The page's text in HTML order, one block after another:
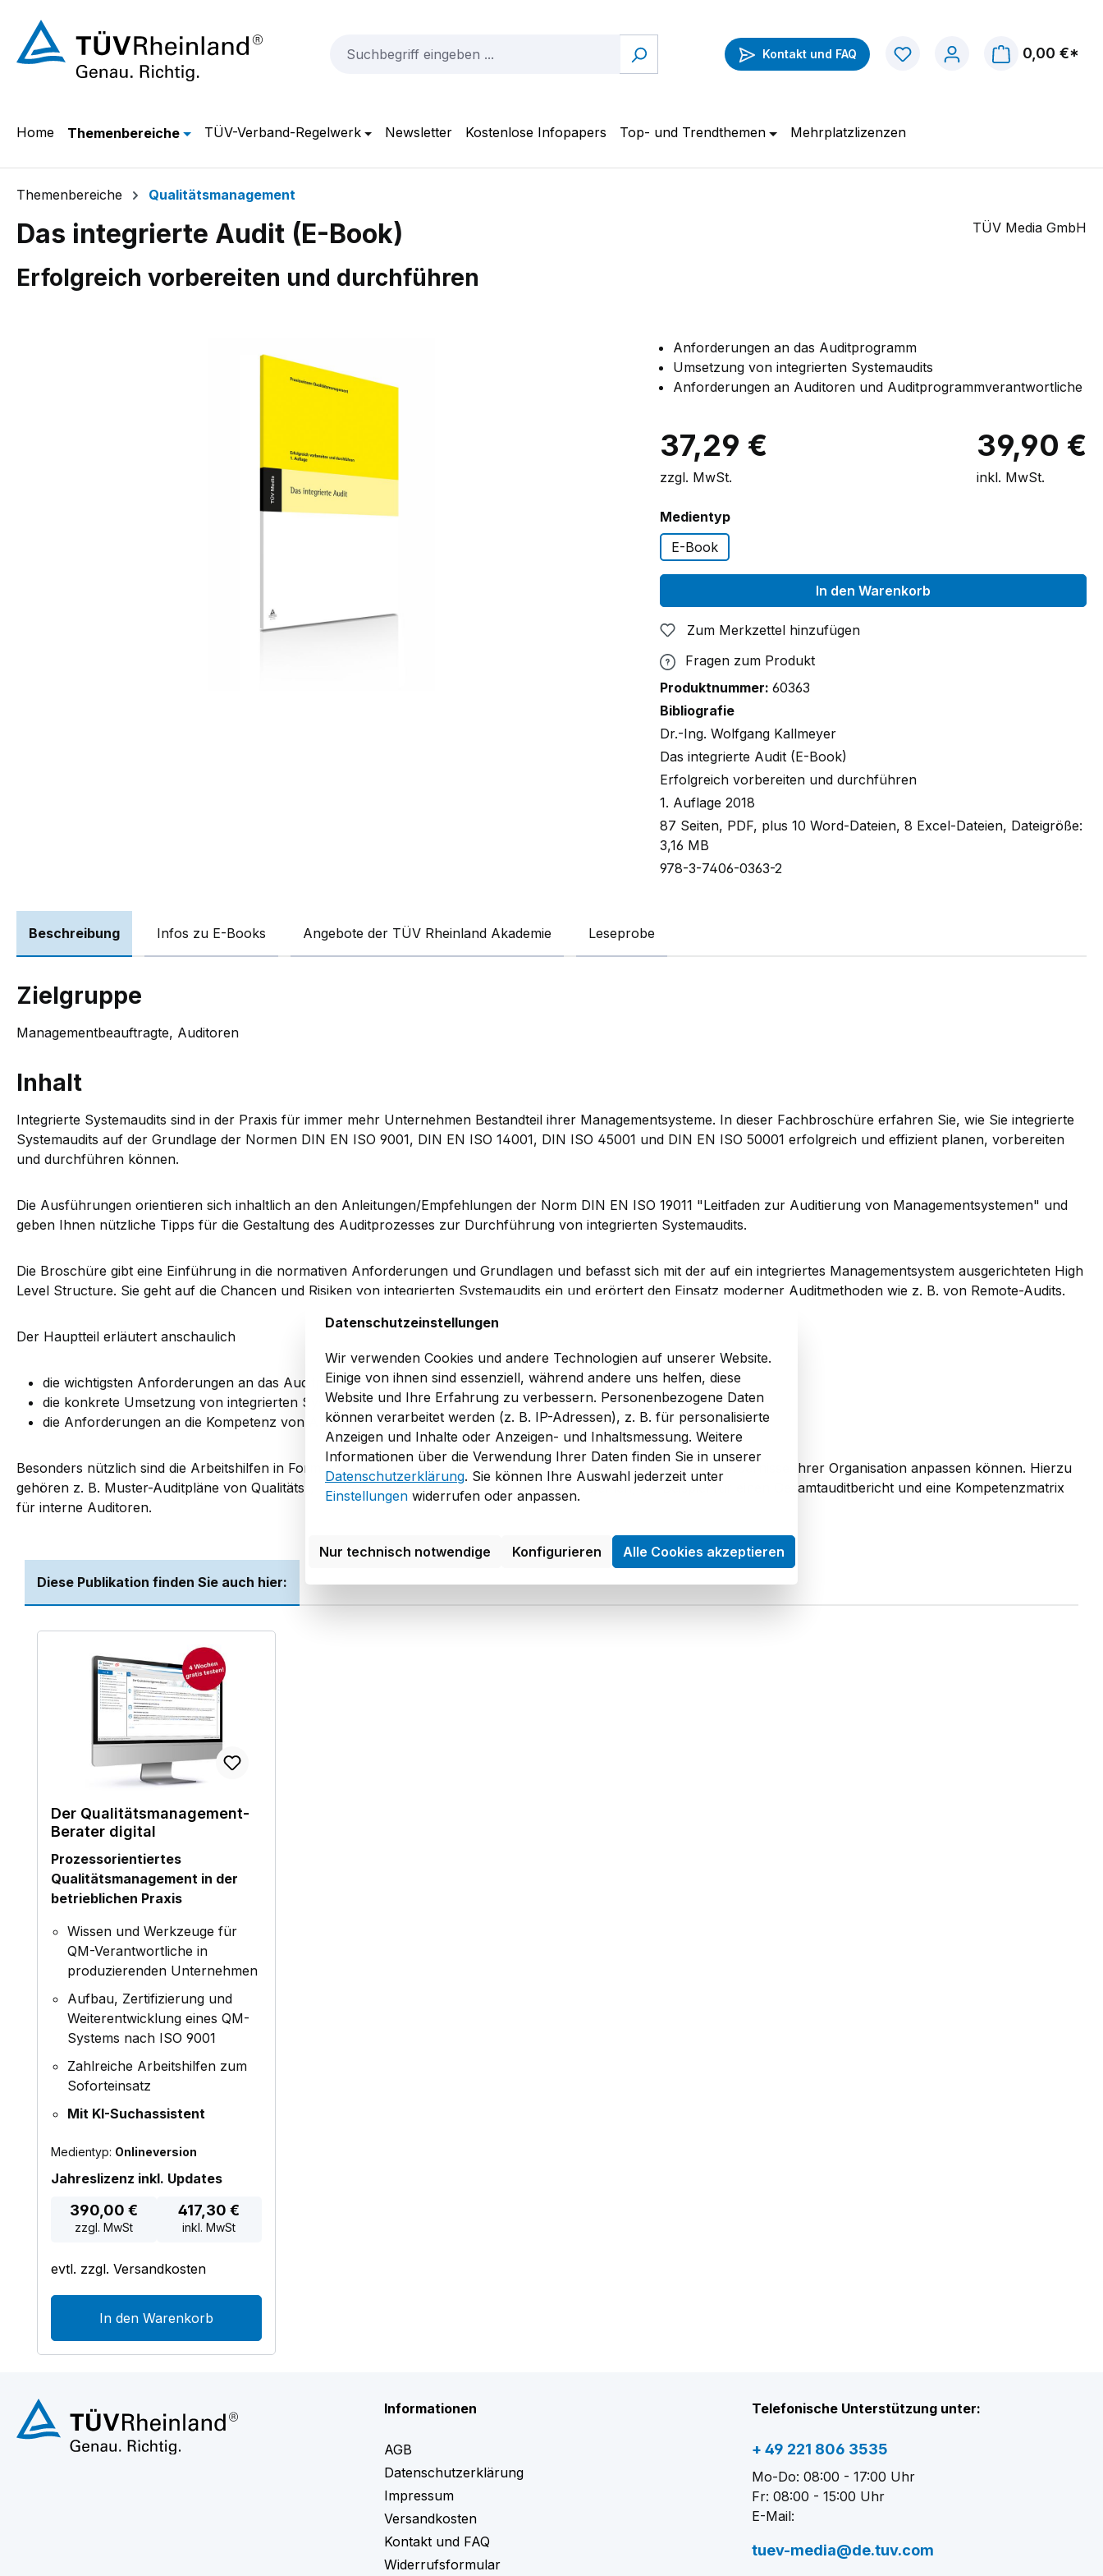
Hauptinhalt springen
Zur Suche springen
Zur Hauptnavigation springen
Kontakt und FAQ 0,00 €*
Home Themenbereiche TÜV-Verband-Regelwerk Newsletter Kostenlose Infopapers Top- und Trendthemen Mehrplatzlizenzen
Themenbereiche Qualitätsmanagement
Das integrierte Audit (E-Book)
Erfolgreich vorbereiten und durchführen
TÜV Media GmbH
Anforderungen an das Auditprogramm
Umsetzung von integrierten Systemaudits
Anforderungen an Auditoren und Auditprogrammverantwortliche
37,29 €
zzgl. MwSt.
39,90 €
inkl. MwSt.
Medientypauswählen
E-Book
In den Warenkorb
Zum Merkzettel hinzufügen
Fragen zum Produkt
Produktnummer: 60363
Bibliografie
Dr.-Ing. Wolfgang Kallmeyer
Das integrierte Audit (E-Book)
Erfolgreich vorbereiten und durchführen
1. Auflage 2018
87 Seiten, PDF, plus 10 Word-Dateien, 8 Excel-Dateien, Dateigröße:
3,16 MB
978-3-7406-0363-2
Beschreibung Infos zu E-Books Angebote der TÜV Rheinland Akademie Leseprobe
Zielgruppe
Managementbeauftragte, Auditoren
Inhalt
Integrierte Systemaudits sind in der Praxis für immer mehr Unternehmen Bestandteil ihrer Managementsysteme. In dieser Fachbroschüre erfahren Sie, wie Sie integrierte
Systemaudits auf der Grundlage der Normen DIN EN ISO 9001, DIN EN ISO 14001, DIN ISO 45001 und DIN EN ISO 50001 erfolgreich und effizient planen, vorbereiten
und durchführen können.
Die Ausführungen orientieren sich inhaltlich an den Anleitungen/Empfehlungen der Norm DIN EN ISO 19011 "Leitfaden zur Auditierung von Managementsystemen" und
geben Ihnen nützliche Tipps für die Gestaltung des Auditprozesses zur Durchführung von integrierten Systemaudits.
Die Broschüre gibt eine Einführung in die normativen Anforderungen und Grundlagen und befasst sich mit der auf ein integriertes Managementsystem ausgerichteten High
Level Structure. Sie geht auf die Chancen und Risiken von integrierten Systemaudits ein und erörtert den Einsatz moderner Auditmethoden wie z. B. von Remote-Audits.
Der Hauptteil erläutert anschaulich
die wichtigsten Anforderungen an das Auditprogramm für integrierte Systemaudits,
die konkrete Umsetzung von integrierten Systemaudits sowie
die Anforderungen an die Kompetenz von Auditprogrammverantwortlichen und Auditoren.
Besonders nützlich sind die Arbeitshilfen in Form von Mustertexten, Beispielen und Formularen, die Sie an die Erfordernisse Ihrer Organisation anpassen können. Hierzu
gehören z. B. Muster-Auditpläne von Qualitäts-, Umwelt-, SGA- und Energiemanagementsystemen, ein Beispiel für einen Gesamtauditbericht und eine Kompetenzmatrix
für interne Auditoren.
Diese Publikation finden Sie auch hier:
Der Qualitätsmanagement-
Berater digital
Prozessorientiertes
Qualitätsmanagement in der
betrieblichen Praxis
Wissen und Werkzeuge für
QM-Verantwortliche in
produzierenden Unternehmen
Aufbau, Zertifizierung und
Weiterentwicklung eines QM-
Systems nach ISO 9001
Zahlreiche Arbeitshilfen zum
Soforteinsatz
Mit KI-Suchassistent
Medientyp: Onlineversion
Regulärer Preis:
Jahreslizenz inkl. Updates
390,00 €
zzgl. MwSt
417,30 €
inkl. MwSt
evtl. zzgl. Versandkosten
In den Warenkorb
Informationen
AGB
Datenschutzerklärung
Impressum
Versandkosten
Kontakt und FAQ
Widerrufsformular
Telefonische Unterstützung unter:
+ 49 221 806 3535
Mo-Do: 08:00 - 17:00 Uhr
Fr: 08:00 - 15:00 Uhr
E-Mail:
tuev-media@de.tuv.com
Datenschutzeinstellungen
Wir verwenden Cookies und andere Technologien auf unserer Website.
Einige von ihnen sind essenziell, während andere uns helfen, diese
Website und Ihre Erfahrung zu verbessern. Personenbezogene Daten
können verarbeitet werden (z. B. IP-Adressen), z. B. für personalisierte
Anzeigen und Inhalte oder Anzeigen- und Inhaltsmessung. Weitere
Informationen über die Verwendung Ihrer Daten finden Sie in unserer
Datenschutzerklärung. Sie können Ihre Auswahl jederzeit unter
Einstellungen widerrufen oder anpassen.
Nur technisch notwendige Konfigurieren Alle Cookies akzeptieren